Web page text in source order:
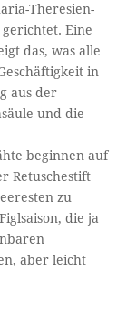
Theresien-
Eine
das, was alle
in
aus der
und die
beginnen auf
Retuschestift
zu
die ja
aber leicht